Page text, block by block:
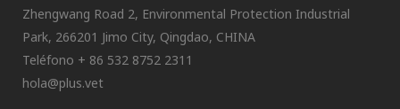
Zhengwang Road 2, Environmental Protection Industrial
Park, 266201 Jimo City, Qingdao, CHINA
Teléfono + 86 532 8752 2311
hola@plus.vet